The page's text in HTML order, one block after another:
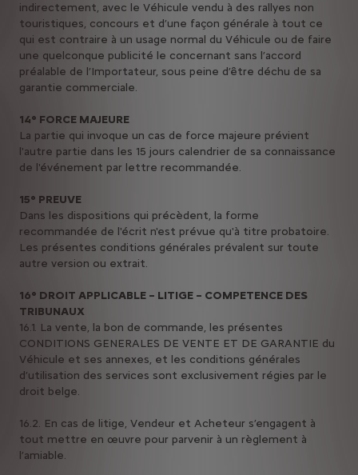
indirectement, avec le Véhicule vendu à des rallyes non
touristiques, concours et d’une façon générale à tout ce
qui est contraire à un usage normal du Véhicule ou de faire
une quelconque publicité le concernant sans l’accord
préalable de l’Importateur, sous peine d’être déchu de sa
garantie commerciale.
14° FORCE MAJEURE
La partie qui invoque un cas de force majeure prévient
l'autre partie dans les 15 jours calendrier de sa connaissance
de l'événement par lettre recommandée.
15° PREUVE
Dans les dispositions qui précèdent, la forme
recommandée de l'écrit n'est prévue qu'à titre probatoire.
Les présentes conditions générales prévalent sur toute
autre version ou extrait.
16° DROIT APPLICABLE – LITIGE – COMPETENCE DES
TRIBUNAUX
16.1. La vente, la bon de commande, les présentes
CONDITIONS GENERALES DE VENTE ET DE GARANTIE du
Véhicule et ses annexes, et les conditions générales
d’utilisation des services sont exclusivement régies par le
droit belge.
16.2. En cas de litige, Vendeur et Acheteur s’engagent à
tout mettre en œuvre pour parvenir à un règlement à
l’amiable.